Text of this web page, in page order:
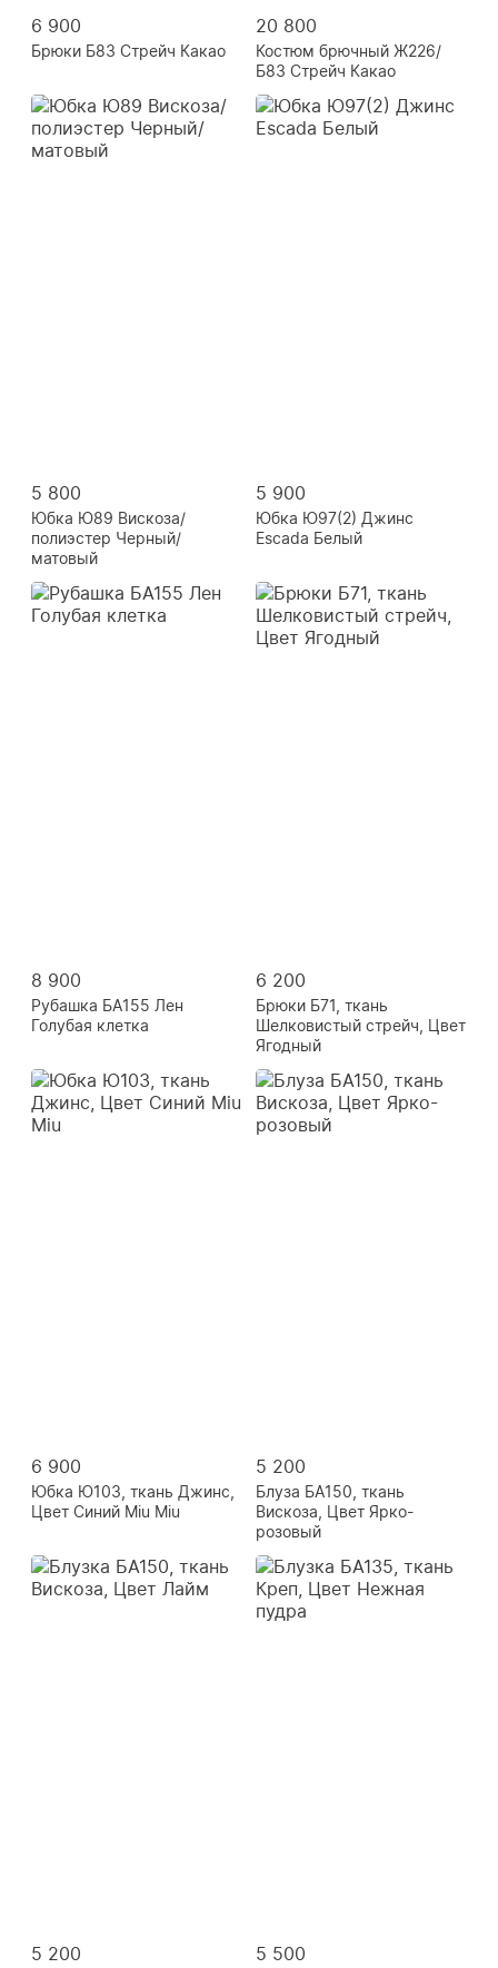
6 900
Брюки Б83 Стрейч Какао
20 800
Костюм брючный Ж226/
Б83 Стрейч Какао
5 800
Юбка Ю89 Вискоза/
полиэстер Черный/
матовый
5 900
Юбка Ю97(2) Джинс
Escada Белый
8 900
Рубашка БА155 Лен
Голубая клетка
6 200
Брюки Б71, ткань
Шелковистый стрейч, Цвет
Ягодный
6 900
Юбка Ю103, ткань Джинс,
Цвет Синий Miu Miu
5 200
Блуза БА150, ткань
Вискоза, Цвет Ярко-
розовый
5 200 5 500